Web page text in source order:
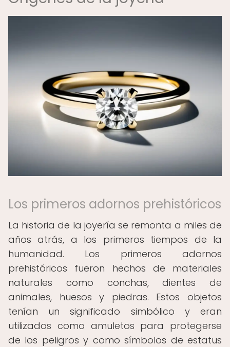
Los primeros adornos prehistóricos
La historia de la joyería se remonta a miles de
años atrás, a los primeros tiempos de la
humanidad. Los primeros adornos
prehistóricos fueron hechos de materiales
naturales como conchas, dientes de
animales, huesos y piedras. Estos objetos
tenían un significado simbólico y eran
utilizados como amuletos para protegerse
de los peligros y como símbolos de estatus